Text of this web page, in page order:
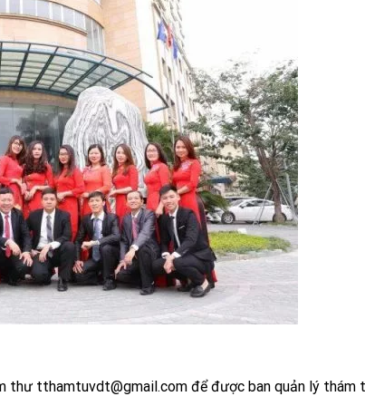
thư tthamtuvdt@gmail.com để được ban quản lý thám